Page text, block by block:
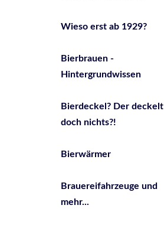
Wieso erst ab 1929?
Bierbrauen -
Hintergrundwissen
Bierdeckel? Der deckelt
doch nichts?!
Bierwärmer
Brauereifahrzeuge und
mehr...